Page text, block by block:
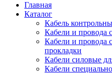
Главная
Каталог
Кабель
Кабели и провода
Кабели и провода
прокладки
Кабели силовые
Кабели